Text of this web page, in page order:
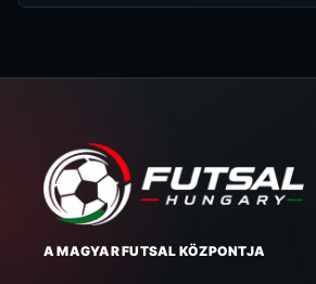
A MAGYAR FUTSAL KÖZPONTJA